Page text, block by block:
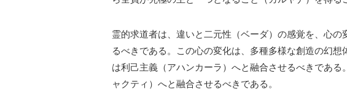
霊的求道者は、違いと二元性（ベーダ）の感覚を、心
るべきである。この心の変化は、多種多様な創造の幻
は利己主義（アハンカーラ）へと融合させるべきであ
ャクティ）へと融合させるべきである。